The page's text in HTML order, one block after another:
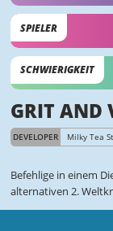
SPIELER
SCHWIERIGKEIT
GRIT AND
DEVELOPER Milky Tea
Befehlige in einem
alternativen 2.